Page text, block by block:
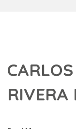
RIVERA